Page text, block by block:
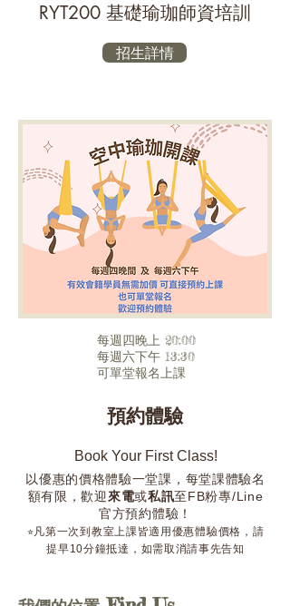
RYT200 基礎瑜珈師資培訓
招生詳情
基礎​空中瑜伽
每週四晚上 20:00
每週六下午 13:30
​可單堂報名上課
​預約體驗
Book Your First Class!
以優惠的價格體驗一堂課，每堂課體驗名
額有限，歡迎來電或私訊至FB粉專/Line
官方預約體驗！
⭐︎凡第一次到教室上課皆適用優惠體驗價格， 請
提早10分鐘抵達， 如需取消請事先告知